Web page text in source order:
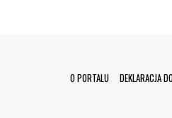
Menu Footer
O PORTALU DEKLARACJA